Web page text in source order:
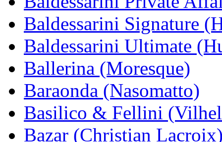
Baldessarini Signature
Baldessarini Ultimate
Ballerina (Moresque)
Baraonda (Nasomatto)
Basilico & Fellini
Bazar (Christian